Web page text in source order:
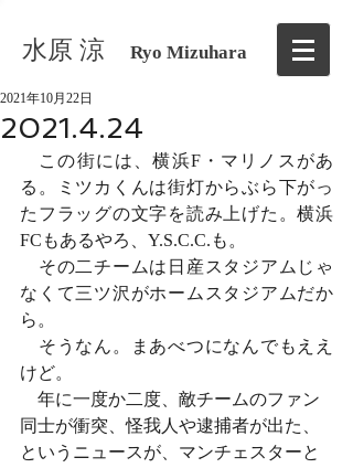
水原 涼 Ryo Mizuhara
2021.4.24
2021年10月22日
この街には、横浜F・マリノスがあ
る。ミツカくんは街灯からぶら下がっ
たフラッグの文字を読み上げた。横浜
FCもあるやろ、Y.S.C.C.も。
その二チームは日産スタジアムじゃ
なくて三ツ沢がホームスタジアムだか
ら。
そうなん。まあべつになんでもええ
けど。
年に一度か二度、敵チームのファン
同士が衝突、怪我人や逮捕者が出た、
というニュースが、マンチェスターと